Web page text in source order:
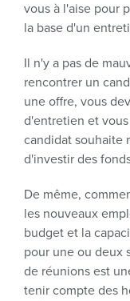
vous à l'aise pour
la base d'un
Il n'y a pas de
rencontrer un
une offre, vous
d'entretien et
candidat souhaite
d'investir des
De même,
les nouveaux
budget et la
pour une ou deux
de réunions est
tenir compte des